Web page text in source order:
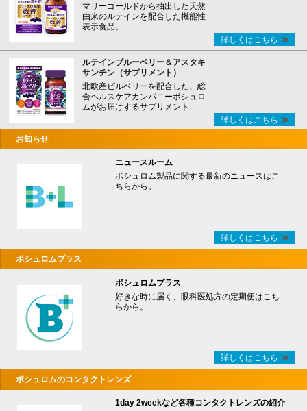
マリーゴールドから抽出した天然
由来のルテインを配合した機能性
表示食品。
詳しくはこちら
ルテインブルーベリー＆アスタキ
サンチン（サプリメント）
北欧産ビルベリーを配合した、総
合ヘルスケアカンパニーボシュロ
ムがお届けするサプリメント
詳しくはこちら
お知らせ
ニュースルーム
ボシュロム製品に関する最新のニュースはこ
ちらから。
詳しくはこちら
ボシュロムプラス
ボシュロムプラス
好きな時に届く、眼科医処方の定期便はこち
らから。
詳しくはこちら
ボシュロムのコンタクトレンズ
1day 2weekなど各種コンタクトレンズの紹介